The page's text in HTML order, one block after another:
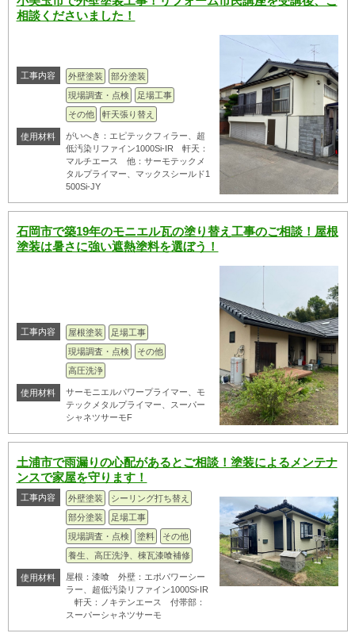
相談くださいました！
工事内容 外壁塗装
部分塗装
現場調査・点検
足場工事
その他
軒天張り替え
使用材料
がいへき：エピテックフィラー、超
低汚染リファイン1000Si-IR 軒天：
マルチエース 他：サーモテックメ
タルプライマー、マックスシールド1
500Si-JY
石岡市で築19年のモニエル瓦の塗り替え工事のご相談！屋根
塗装は暑さに強い遮熱塗料を選ぼう！
工事内容 屋根塗装
足場工事
現場調査・点検
その他
高圧洗浄
使用材料
サーモニエルパワープライマー、モ
テックメタルプライマー、スーパー
シャネツサーモF
土浦市で雨漏りの心配があるとご相談！塗装によるメンテナ
ンスで家屋を守ります！
工事内容 外壁塗装
シーリング打ち替え
部分塗装
足場工事
現場調査・点検
塗料
その他
養生、高圧洗浄、棟瓦漆喰補修
使用材料
屋根：漆喰 外壁：エポパワーシー
ラー、超低汚染リファイン1000Si-IR
軒天：ノキテンエース 付帯部：
スーパーシャネツサーモ